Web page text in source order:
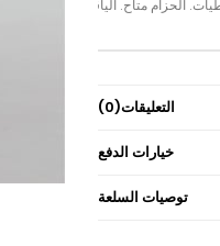
التعليقات(0)
خيارات الدفع
توصيات السلعة